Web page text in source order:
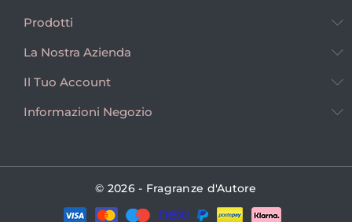
Prodotti
La Nostra Azienda
Il Tuo Account
Informazioni Negozio
© 2026 - Fragranze d'Autore